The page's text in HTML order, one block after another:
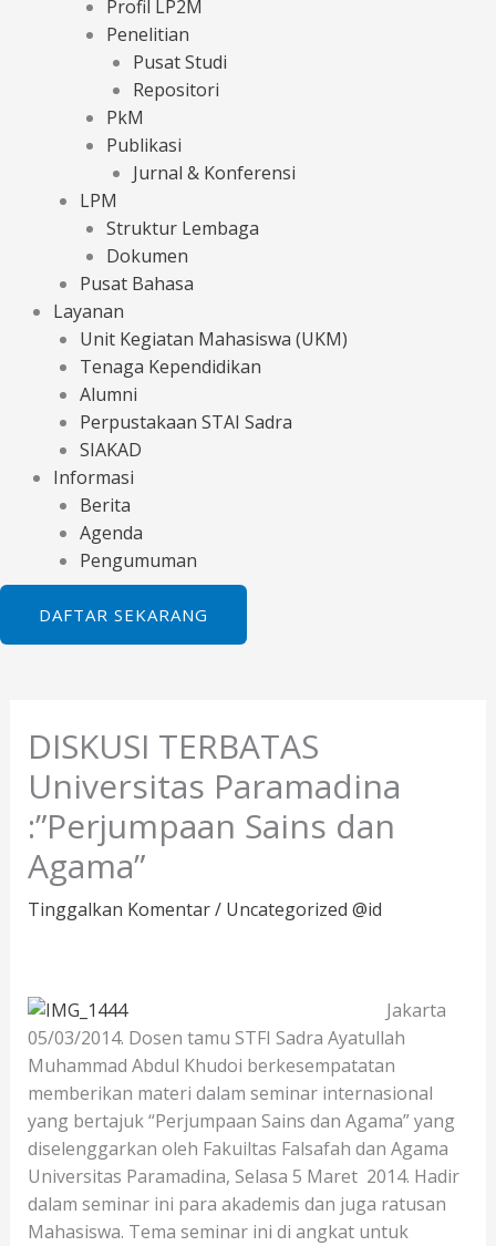
Profil LP2M
Penelitian
Pusat Studi
Repositori
PkM
Publikasi
Jurnal & Konferensi
LPM
Struktur Lembaga
Dokumen
Pusat Bahasa
Layanan
Unit Kegiatan Mahasiswa (UKM)
Tenaga Kependidikan
Alumni
Perpustakaan STAI Sadra
SIAKAD
Informasi
Berita
Agenda
Pengumuman
DAFTAR SEKARANG
DISKUSI TERBATAS
Universitas Paramadina
:”Perjumpaan Sains dan
Agama”
Tinggalkan Komentar/ Uncategorized @id
Jakarta
05/03/2014. Dosen tamu STFI Sadra Ayatullah
Muhammad Abdul Khudoi berkesempatatan
memberikan materi dalam seminar internasional
yang bertajuk “Perjumpaan Sains dan Agama” yang
diselenggarkan oleh Fakuiltas Falsafah dan Agama
Universitas Paramadina, Selasa 5 Maret 2014. Hadir
dalam seminar ini para akademis dan juga ratusan
Mahasiswa. Tema seminar ini di angkat untuk